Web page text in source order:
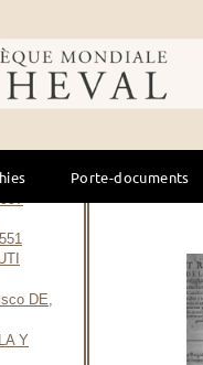
du
Porte-documents
Manoel
DE,
Y